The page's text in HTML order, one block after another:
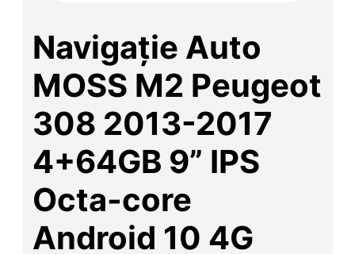
Navigație Auto
MOSS M2 Peugeot
308 2013-2017
4+64GB 9” IPS
Octa-core
Android 10 4G